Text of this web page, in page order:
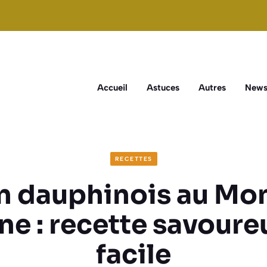
Accueil Astuces Autres News
RECETTES
dauphinois au
: recette
facile